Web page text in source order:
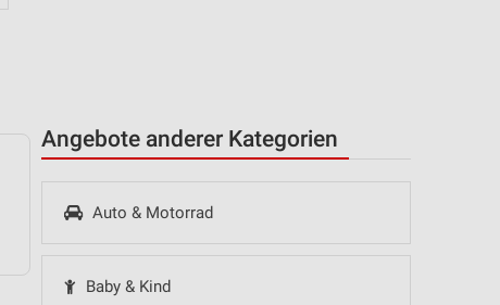
Angebote anderer Kategorien
Auto & Motorrad
Baby & Kind